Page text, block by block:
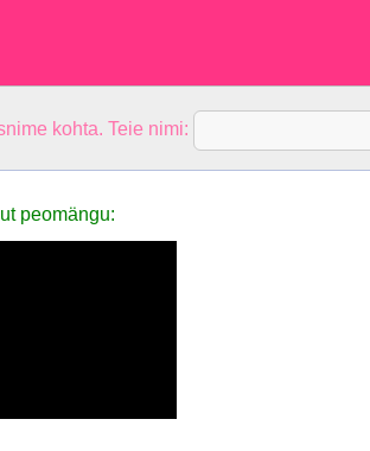
kohta. Teie nimi:
peomängu: